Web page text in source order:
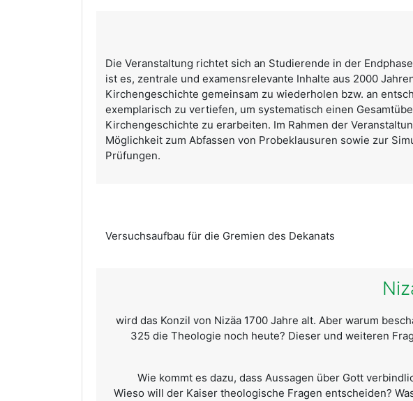
Die Veranstaltung richtet sich an Studierende in der
ist es, zentrale und examensrelevante Inhalte aus 2000
Kirchengeschichte gemeinsam zu wiederholen bzw. an
exemplarisch zu vertiefen, um systematisch einen
Kirchengeschichte zu erarbeiten. Im Rahmen der
Möglichkeit zum Abfassen von Probeklausuren sowie zur
Prüfungen.
Versuchsaufbau für die Gremien des Dekanats
2025 wird das Konzil von Nizäa 1700 Jahre alt. Aber warum
325 die Theologie noch heute? Dieser und weiteren
Wie kommt es dazu, dass Aussagen über Gott
Wieso will der Kaiser theologische Fragen entscheiden?